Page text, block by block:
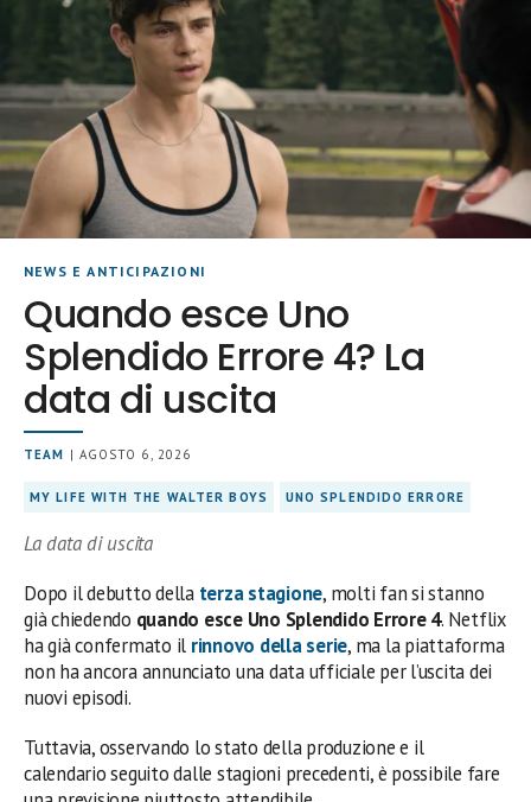
NEWS E ANTICIPAZIONI
Quando esce Uno
Splendido Errore 4? La
data di uscita
TEAM | AGOSTO 6, 2026
MY LIFE WITH THE WALTER BOYS UNO SPLENDIDO ERRORE
La data di uscita
Dopo il debutto della terza stagione, molti fan si stanno
già chiedendo quando esce Uno Splendido Errore 4. Netflix
ha già confermato il rinnovo della serie, ma la piattaforma
non ha ancora annunciato una data ufficiale per l’uscita dei
nuovi episodi.
Tuttavia, osservando lo stato della produzione e il
calendario seguito dalle stagioni precedenti, è possibile fare